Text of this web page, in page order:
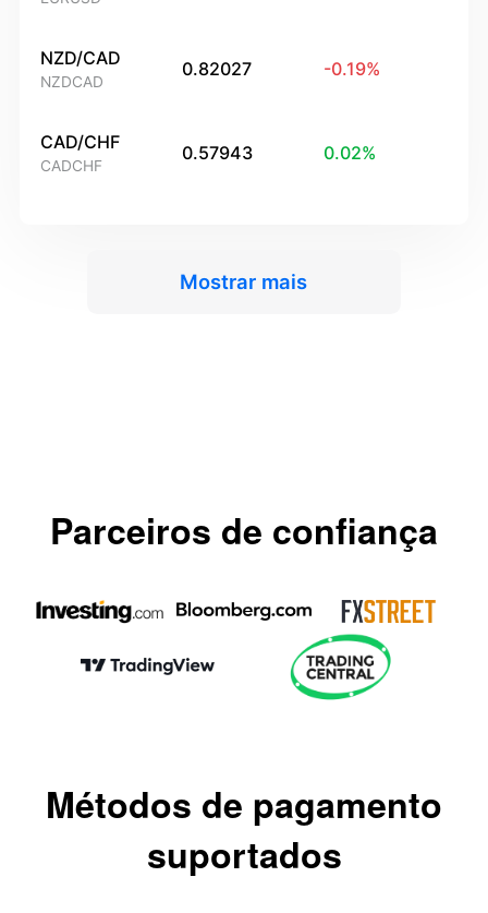
NZD/CAD
NZDCAD
0.82027 -0.19%
CAD/CHF
CADCHF
0.57943 0.02%
Mostrar mais
Parceiros de confiança
Métodos de pagamento
suportados